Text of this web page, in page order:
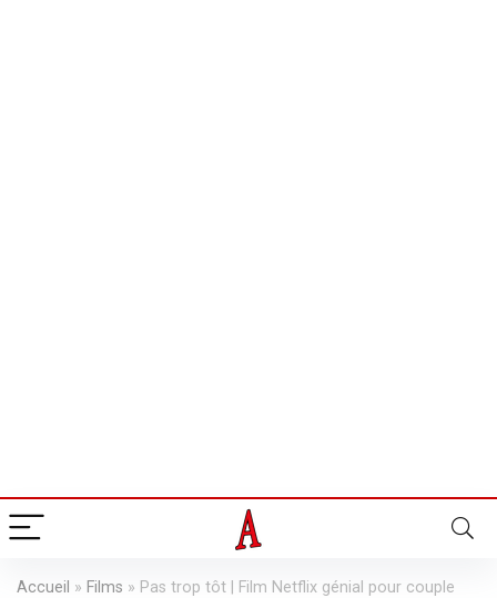
Accueil » Films » Pas trop tôt | Film Netflix génial pour couple